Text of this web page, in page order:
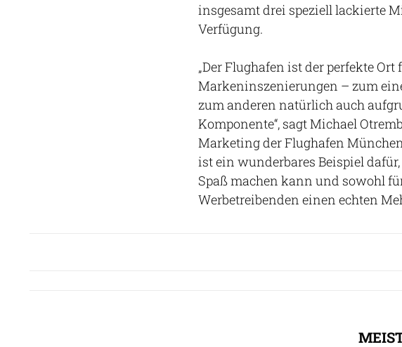
insgesamt drei speziell lackierte
Verfügung.
„Der Flughafen ist der perfekte
Markeninszenierungen – zum
zum anderen natürlich auch
Komponente“, sagt Michael
Marketing der Flughafen
ist ein wunderbares Beispiel
Spaß machen kann und sowohl
Werbetreibenden einen echten